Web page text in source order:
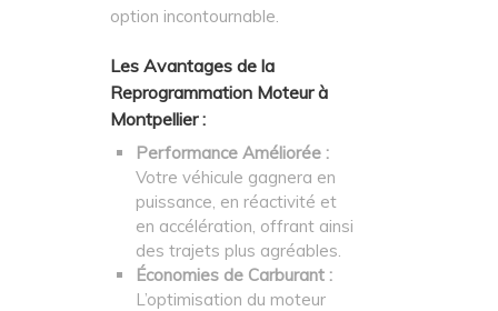
option incontournable.
Les Avantages de la
Reprogrammation Moteur à
Montpellier :
Performance Améliorée :
Votre véhicule gagnera en
puissance, en réactivité et
en accélération, offrant ainsi
des trajets plus agréables.
Économies de Carburant :
L’optimisation du moteur